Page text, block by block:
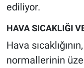
ediliyor.
HAVA SICAKLIĞI
Hava
normallerinin